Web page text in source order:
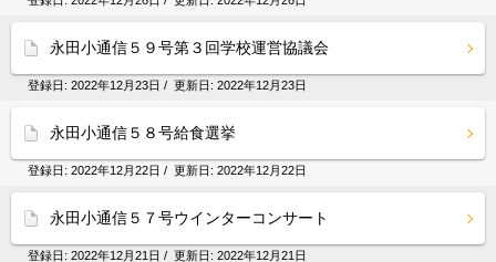
永田小通信５９号第３回学校運営協議会
登録日: 2022年12月23日 / 更新日: 2022年12月23日
永田小通信５８号給食選挙
登録日: 2022年12月22日 / 更新日: 2022年12月22日
永田小通信５７号ウインターコンサート
登録日: 2022年12月21日 / 更新日: 2022年12月21日